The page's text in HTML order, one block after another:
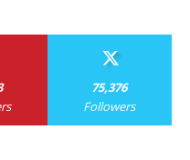
75,376
Followers